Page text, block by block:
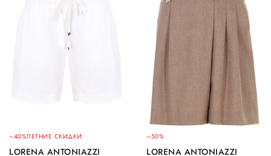
–40%ЛЕТНИЕ СКИДКИ
LORENA ANTONIAZZI
–50%
LORENA ANTONIAZZI